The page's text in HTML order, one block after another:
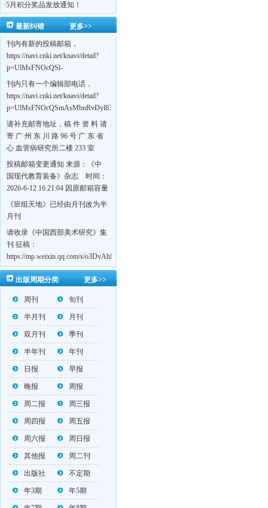
·5月积分奖品发放通知！
更多>>
最新纠错
刊内有新的投稿邮箱，
https://navi.cnki.net/knavi/detail?
p=UlMsFNOcQSl-
刊内只有一个编辑部电话，
https://navi.cnki.net/knavi/detail?
p=UlMsFNOcQSmAsMbnRvDyl83fGGu5dcrBYtF-
w7VFJdSWT5tem1RQ5W2sC5HRG-
S8mH75DuljrTVfVeoXxT4L0b-
Yrk7HaGd7C2w5FD7nrnLRR5Q57zsTTQ==&uniplatform=NZKPT&language=CHS
请补充邮寄地址，稿 件 资 料 请
寄 广 州 东 川 路 96 号 广 东 省
心 血管病研究所二楼 233 室
《岭南心血管病杂志》编辑部
收，
https://navi.cnki.net/knavi/detail?
BMxk-
109PkA==&uniplatform=NZKPT&language=CHS
投稿邮箱变更通知 来源：《中
国现代教育装备》杂志 时间：
2026-6-12 16:21:04 因原邮箱容量
有限，自即日起停止使用，我刊
投稿邮箱变更为 高教投稿邮
邮箱：bedu@cmee.net.cn
《班组天地》已经由月刊改为半
月刊
请收录《中国西部美术研究》集
刊 征稿：
https://mp.weixin.qq.com/s/o3DvAhL6jtTS9ASccwcwPQ
第一辑：
https://mp.weixin.qq.com/s/_w2OMIu6Gs1QL0b_JWhZAQ
更多>>
出版周期分类
周刊 旬刊
半月刊 月刊
双月刊 季刊
半年刊 年刊
日报 早报
晚报 周报
周二报 周三报
周四报 周五报
周六报 周日报
其他报 周二刊
出版社 不定期
年3期 年5期